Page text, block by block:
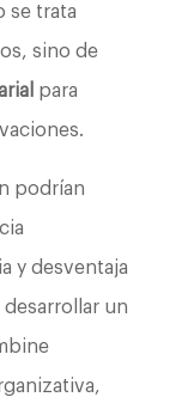
se trata
sino de
para
podrían
y desventaja
un